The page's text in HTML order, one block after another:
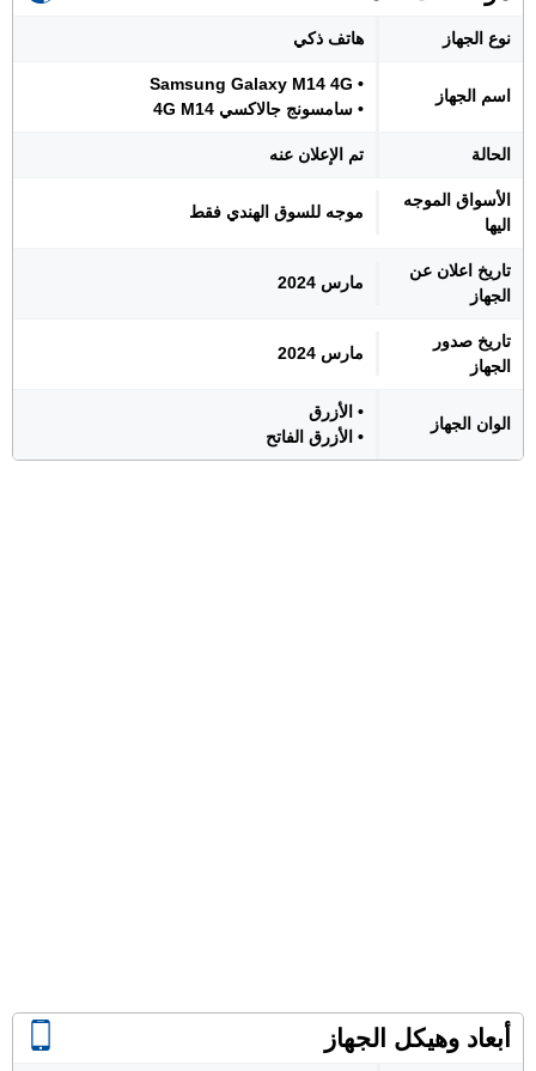
نوع الجهاز هاتف ذكي
اسم الجهاز
• Samsung Galaxy M14 4G
• سامسونج جالاكسي 4G M14
الحالة تم الإعلان عنه
الأسواق الموجه
اليها
موجه للسوق الهندي فقط
تاريخ اعلان عن
الجهاز
مارس 2024
تاريخ صدور
الجهاز
مارس 2024
الوان الجهاز
• الأزرق
• الأزرق الفاتح
أبعاد وهيكل الجهاز